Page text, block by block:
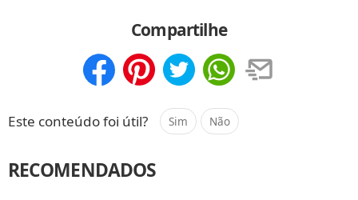
Compartilhe
Este conteúdo foi útil? Sim Não
RECOMENDADOS